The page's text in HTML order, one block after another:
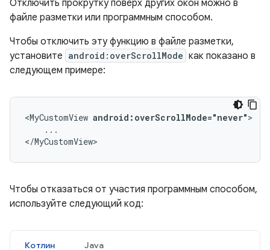
Отключить прокрутку поверх других окон можно в
файле разметки или программным способом.
Чтобы отключить эту функцию в файле разметки,
установите android:overScrollMode как показано в
следующем примере:
<MyCustomView android:overScrollMode="never"
...
</MyCustomView>
Чтобы отказаться от участия программным способом,
используйте следующий код:
Котлин Java